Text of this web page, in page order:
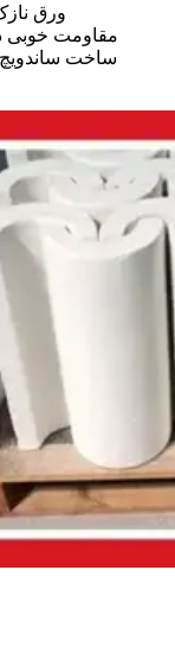
ورق
مقاومت خوبی
ساخت ساندویچ